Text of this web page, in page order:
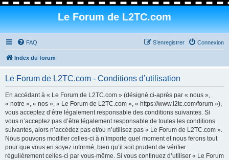
Le Forum de L2TC.com
FAQ Connexion
S’enregistrer
Index du forum
Le Forum de L2TC.com - Conditions d’utilisation
En accédant à « Le Forum de L2TC.com » (désigné ci-après par « nous »,
« notre », « nos », « Le Forum de L2TC.com », « https://www.l2tc.com/forum »),
vous acceptez d’être légalement responsable des conditions suivantes. Si
vous n’acceptez pas d’être légalement responsable de toutes les conditions
suivantes, alors n’accédez pas et/ou n’utilisez pas « Le Forum de L2TC.com ».
Nous pouvons modifier celles-ci à n’importe quel moment et nous ferons tout
pour que vous en soyez informé, bien qu’il soit prudent de vérifier
régulièrement celles-ci par vous-même. Si vous continuez d’utiliser « Le Forum